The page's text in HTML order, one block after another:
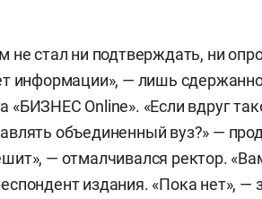
не стал ни подтверждать, ни
информации», — лишь
«БИЗНЕС Online». «Если вдруг
объединенный вуз?» —
— отмалчивался ректор.
издания. «Пока нет»,